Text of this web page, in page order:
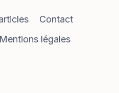
Contact
Mentions légales